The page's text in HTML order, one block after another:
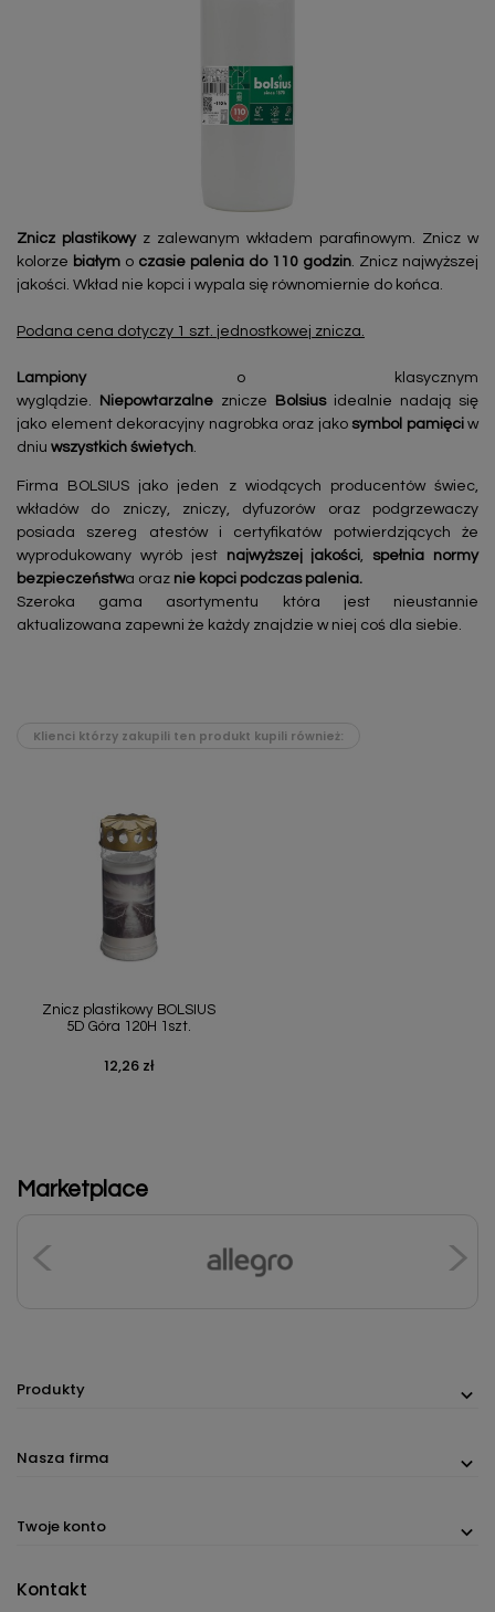
Znicz plastikowy z zalewanym wkładem parafinowym. Znicz w
kolorze białym o czasie palenia do 110 godzin. Znicz najwyższej
jakości. Wkład nie kopci i wypala się równomiernie do końca.
Podana cena dotyczy 1 szt. jednostkowej znicza.
Lampionyo klasycznym
wyglądzie.
Niepowtarzalne znicze Bolsiusidealnie nadają się
jako element dekoracyjny nagrobka oraz jako symbol pamięciw
dniu wszystkich świetych.
Firma BOLSIUS jako jeden z wiodących producentów świec,
wkładów do zniczy, zniczy, dyfuzorów oraz podgrzewaczy
posiada szereg atestów i certyfikatów potwierdzjących że
wyprodukowany wyrób jest
najwyższej jakości,spełnia normy
bezpieczeństwa oraz nie kopci podczas palenia.
Szeroka gama asortymentu która jest nieustannie
aktualizowana zapewni że każdy znajdzie w niej coś dla siebie.
Klienci którzy zakupili ten produkt kupili również:
Znicz plastikowy BOLSIUS
5D Góra 120H 1szt.
Cena
12,26 zł
Marketplace
Produkty
Nasza firma
Twoje konto
Kontakt